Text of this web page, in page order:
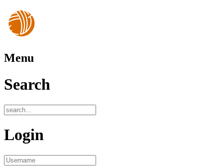
Menu
Search
Login